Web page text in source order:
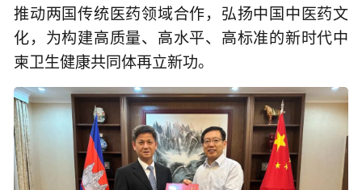
推动两国传统医药领域合作，弘扬中国中医药文
化，为构建高质量、高水平、高标准的新时代中
柬卫生健康共同体再立新功。